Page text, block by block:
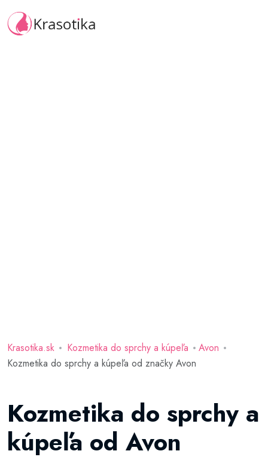
Krasotika.sk Kozmetika do sprchy a kúpeľa
Avon
Kozmetika do sprchy a kúpeľa od značky Avon
Kozmetika do sprchy a
kúpeľa od Avon